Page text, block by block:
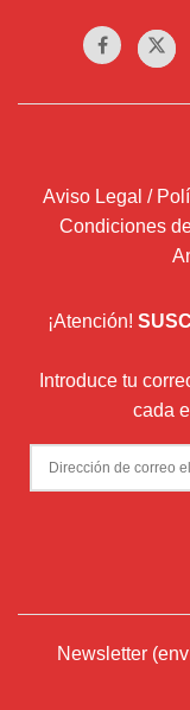
Aviso Legal /
Condiciones
¡Atención!
Introduce tu
cada
Dirección
de
Newsletter